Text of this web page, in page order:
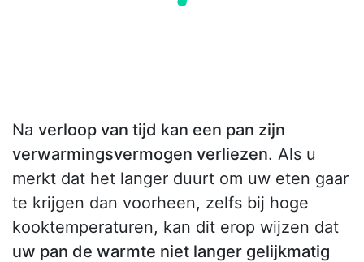
Na verloop van tijd kan een pan zijn
verwarmingsvermogen verliezen. Als u
merkt dat het langer duurt om uw eten gaar
te krijgen dan voorheen, zelfs bij hoge
kooktemperaturen, kan dit erop wijzen dat
uw pan de warmte niet langer gelijkmatig